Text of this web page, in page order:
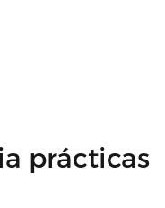
prácticas